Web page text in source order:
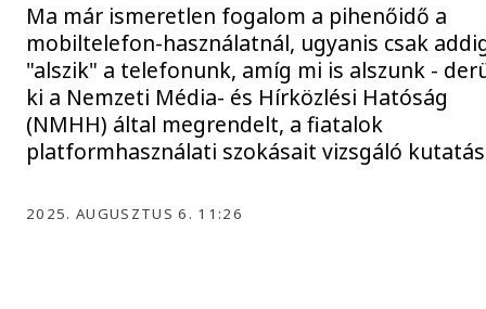
Ma már ismeretlen fogalom a pihenőidő a
mobiltelefon-használatnál, ugyanis csak
"alszik" a telefonunk, amíg mi is alszunk -
ki a Nemzeti Média- és Hírközlési Hatóság
(NMHH) által megrendelt, a fiatalok
platformhasználati szokásait vizsgáló
2025. AUGUSZTUS 6. 11:26